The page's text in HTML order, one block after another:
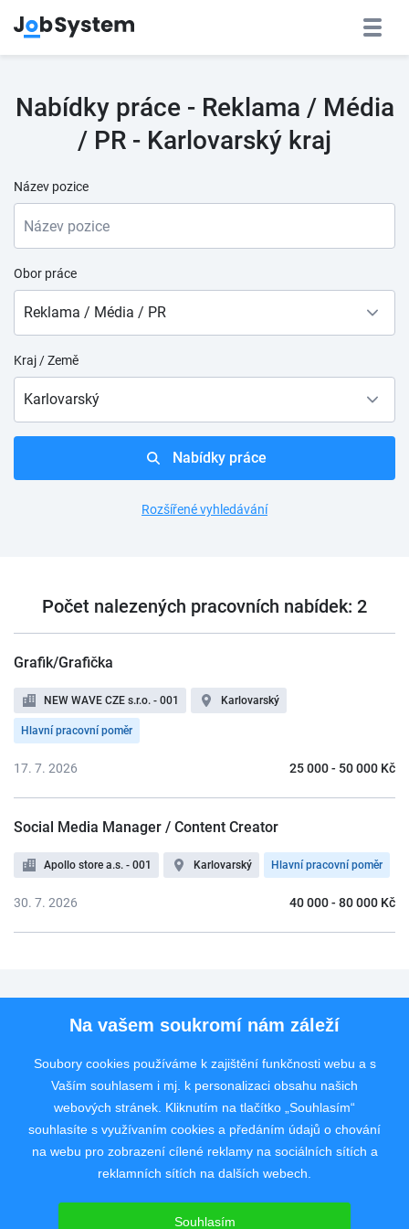
Nabídky práce - Reklama / Média
/ PR - Karlovarský kraj
Název pozice
Obor práce
Reklama / Média / PR
Kraj / Země
Karlovarský
Nabídky práce
Rozšířené vyhledávání
Počet nalezených pracovních nabídek: 2
Grafik/Grafička
NEW WAVE CZE s.r.o. - 001 Karlovarský
Hlavní pracovní poměr
25 000 - 50 000 Kč
17. 7. 2026
Social Media Manager / Content Creator
Apollo store a.s. - 001 Karlovarský Hlavní pracovní poměr
40 000 - 80 000 Kč
30. 7. 2026
Pro uchazeče
Rychlý kontakt
Na vašem soukromí nám záleží
Soubory cookies používáme k zajištění funkčnosti webu a s
Vaším souhlasem i mj. k personalizaci obsahu našich
webových stránek. Kliknutím na tlačítko „Souhlasím“
souhlasíte s využívaním cookies a předáním údajů o chování
na webu pro zobrazení cílené reklamy na sociálních sítích a
reklamních sítích na dalších webech.
Souhlasím